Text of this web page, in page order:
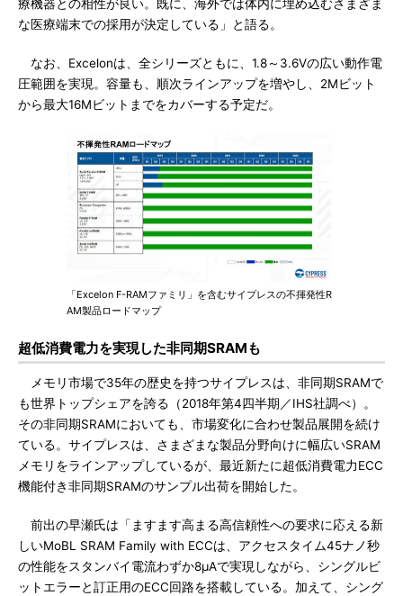
療機器との相性が良い。既に、海外では体内に埋め込むさまざま
な医療端末での採用が決定している」と語る。
なお、Excelonは、全シリーズともに、1.8～3.6Vの広い動作電
圧範囲を実現。容量も、順次ラインアップを増やし、2Mビット
から最大16Mビットまでをカバーする予定だ。
「Excelon F-RAMファミリ」を含むサイプレスの不揮発性R
AM製品ロードマップ
超低消費電力を実現した非同期SRAMも
メモリ市場で35年の歴史を持つサイプレスは、非同期SRAMで
も世界トップシェアを誇る（2018年第4四半期／IHS社調べ）。
その非同期SRAMにおいても、市場変化に合わせ製品展開を続け
ている。サイプレスは、さまざまな製品分野向けに幅広いSRAM
メモリをラインアップしているが、最近新たに超低消費電力ECC
機能付き非同期SRAMのサンプル出荷を開始した。
前出の早瀬氏は「ますます高まる高信頼性への要求に応える新
しいMoBL SRAM Family with ECCは、アクセスタイム45ナノ秒
の性能をスタンバイ電流わずか8μAで実現しながら、シングルビ
ットエラーと訂正用のECC回路を搭載している。加えて、シング